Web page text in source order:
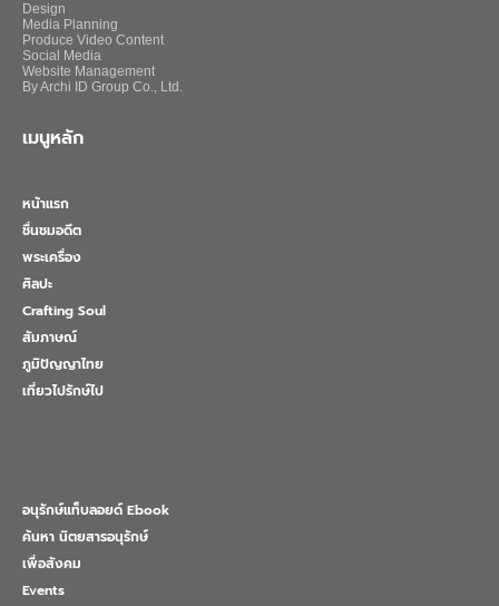
Design
Media Planning
Produce Video Content
Social Media
Website Management
By Archi ID Group Co., Ltd.
เมนูหลัก
หน้าแรก
ชื่นชมอดีต
พระเครื่อง
ศิลปะ
Crafting Soul
สัมภาษณ์
ภูมิปัญญาไทย
เที่ยวไปรักษ์ไป
อนุรักษ์แท็บลอยด์ Ebook
ค้นหา นิตยสารอนุรักษ์
เพื่อสังคม
Events